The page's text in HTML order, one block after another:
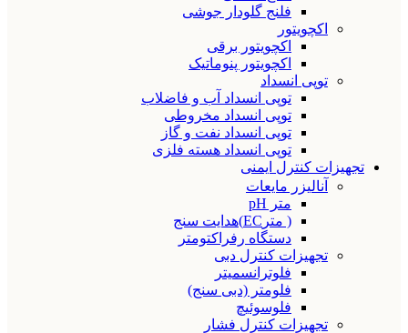
فلنج گلودار جوشی
اکچویتور
اکچویتور برقی
اکچویتور پنوماتیک
توپی انسداد
توپی انسداد آب و فاضلاب
توپی انسداد مخروطی
توپی انسداد نفت و گاز
توپی انسداد هسته فلزی
تجهیزات کنترل ایمنی
آنالیزر مایعات
متر pH
( مترEC)هدایت سنج
دستگاه رفراکتومتر
تجهیزات کنترل دبی
فلوترانسمیتر
فلومتر (دبی سنج)
فلوسوئیچ
تجهیزات کنترل فشار